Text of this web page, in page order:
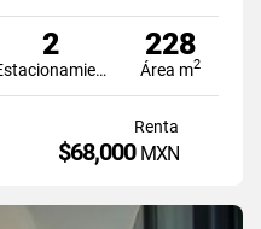
2
Estacionamiento
228
Área m2
Renta
$68,000 MXN